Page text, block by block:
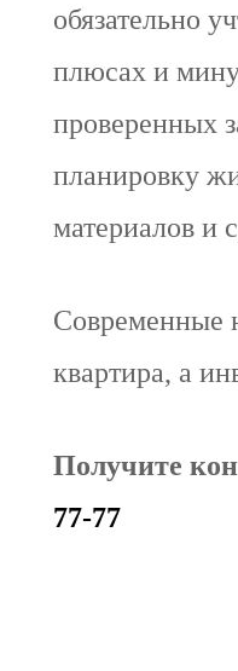
обязательно
плюсах и
проверенных
планировку
материалов и
Современные
квартира, а
Получите
77-77